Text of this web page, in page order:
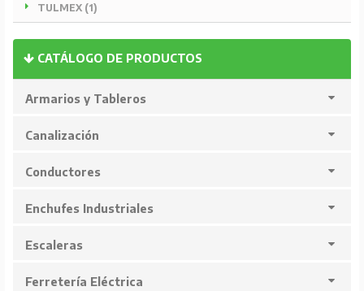
TULMEX (1)
CATÁLOGO DE PRODUCTOS
Armarios y Tableros
Canalización
Conductores
Enchufes Industriales
Escaleras
Ferretería Eléctrica